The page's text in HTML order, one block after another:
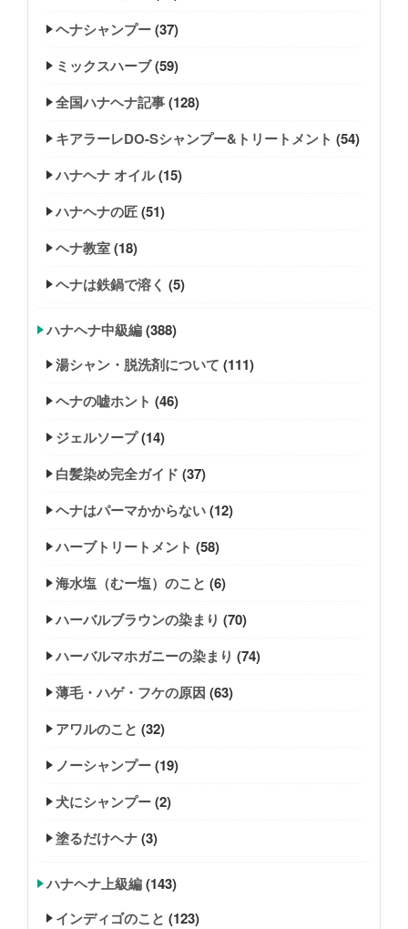
ヘナシャンプー(37)
ミックスハーブ(59)
全国ハナヘナ記事(128)
キアラーレDO-Sシャンプー&トリートメント (54)
ハナヘナ オイル(15)
ハナヘナの匠(51)
ヘナ教室(18)
ヘナは鉄鍋で溶く (5)
ハナヘナ中級編(388)
湯シャン・脱洗剤について (111)
ヘナの嘘ホント (46)
ジェルソープ(14)
白髪染め完全ガイド (37)
ヘナはパーマかからない(12)
ハーブトリートメント (58)
海水塩（むー塩）のこと (6)
ハーバルブラウンの染まり (70)
ハーバルマホガニーの染まり (74)
薄毛・ハゲ・フケの原因 (63)
アワルのこと (32)
ノーシャンプー(19)
犬にシャンプー(2)
塗るだけヘナ(3)
ハナヘナ上級編(143)
インディゴのこと (123)